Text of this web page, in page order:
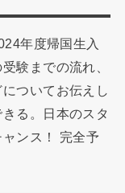
年度帰国生入
験までの流れ、
ついてお伝えし
る。日本のスタ
ンス！ 完全予